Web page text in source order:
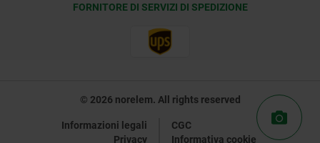
FORNITORE DI SERVIZI DI SPEDIZIONE
© 2026 norelem. All rights reserved
Informazioni legali
CGC
Privacy
Informativa cookie